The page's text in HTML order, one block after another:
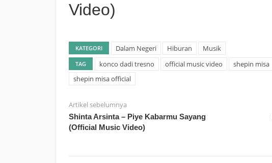
Video)
KATEGORI Dalam Negeri Hiburan Musik
TAG konco dadi tresno official music video shepin misa
shepin misa official
Artikel sebelumnya
Shinta Arsinta – Piye Kabarmu Sayang
(Official Music Video)